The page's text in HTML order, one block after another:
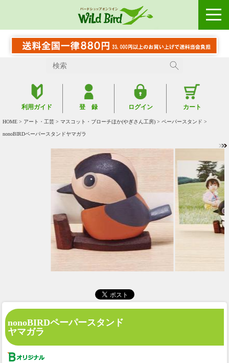
利用ガイド 登 録 ログイン カート
HOME > アート・工芸 > マスコット・ブローチほか(やぎさん工房) > ペーパースタンド >
nonoBIRDペーパースタンドヤマガラ
nonoBIRDペーパースタンド
ヤマガラ